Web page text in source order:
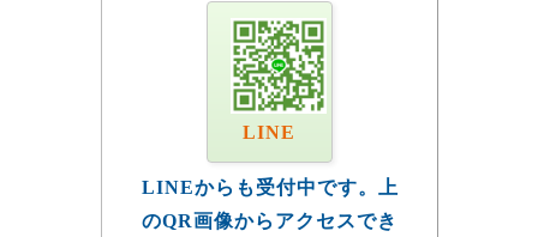
LINE
LINEからも受付中です。上
のQR画像からアクセスでき